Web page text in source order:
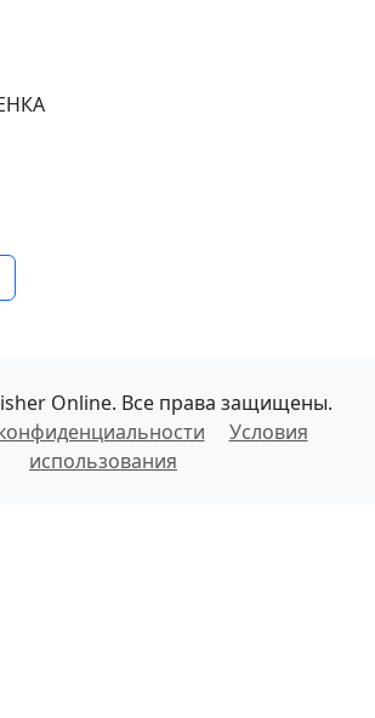
Online. Все права защищены.
Условия
использования